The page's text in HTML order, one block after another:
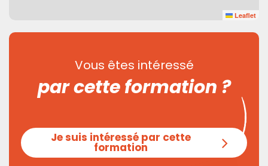
Leaflet
Vous êtes intéressé
par cette formation ?
Je suis intéressé par cette
formation